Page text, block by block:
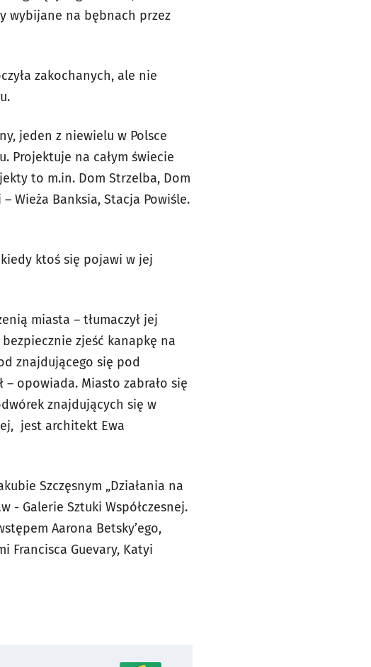
wybijane na bębnach przez
zakochanych, ale nie
jeden z niewielu w Polsce
Projektuje na całym świecie
to m.in. Dom Strzelba, Dom
Wieża Banksia, Stacja Powiśle.
ktoś się pojawi w jej
miasta – tłumaczył jej
zjeść kanapkę na
znajdującego się pod
opowiada. Miasto zabrało się
znajdujących się w
jest architekt Ewa
Szczęsnym „Działania na
- Galerie Sztuki Współczesnej.
Aarona Betsky’ego,
Francisca Guevary, Katyi